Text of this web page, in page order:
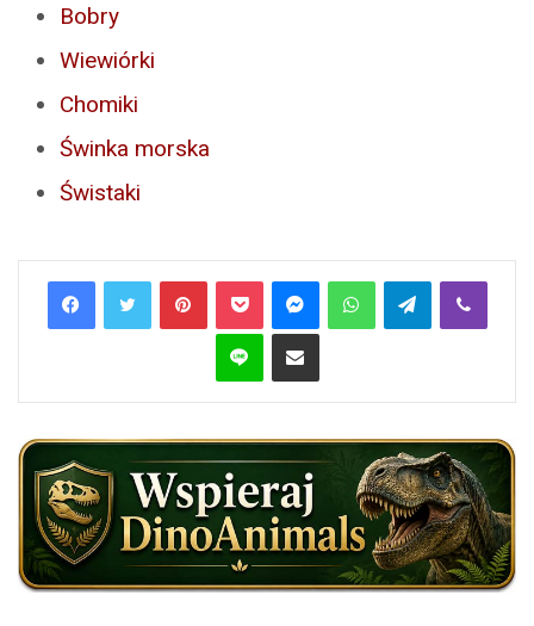
Bobry
Wiewiórki
Chomiki
Świnka morska
Świstaki
PinterestPocket MessengerWhatsAppTelegramViber
Line Share via Email